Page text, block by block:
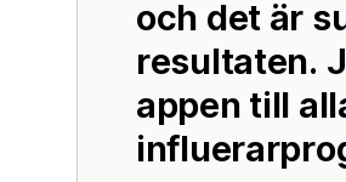
och det är
resultaten.
appen till